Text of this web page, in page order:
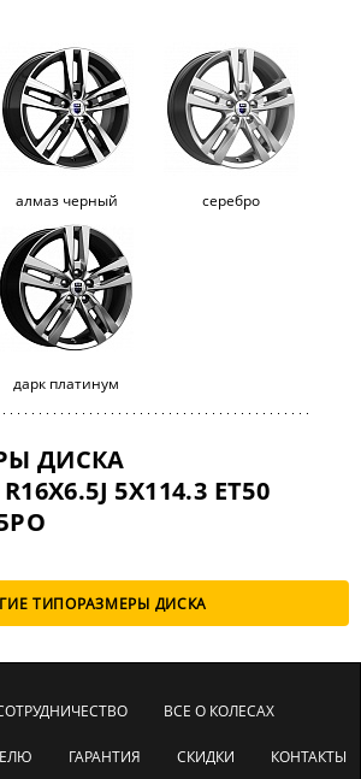
алмаз черный серебро
дарк платинум
ДИСКА
5X114.3 ET50
ТИПОРАЗМЕРЫ ДИСКА
ВСЕ О КОЛЕСАХ
ГАРАНТИЯ СКИДКИ КОНТАКТЫ